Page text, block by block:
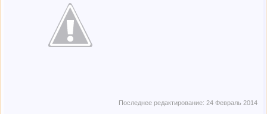
Последнее редактирование: 24 Февраль 2014